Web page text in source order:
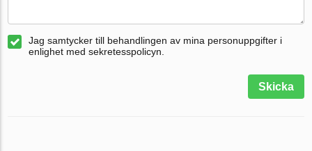
Jag samtycker till behandlingen av mina personuppgifter i
enlighet med sekretesspolicyn.
Skicka